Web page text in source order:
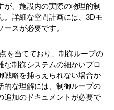
が、施設内の実際の物理的制
。詳細な空間計画には、3Dモ
スが必要です。
を当てており、制御ループの
な制御システムの細かいプロ
戦略を捕らえられない場合が
的な理解には、制御ループの
追加のドキュメントが必要で